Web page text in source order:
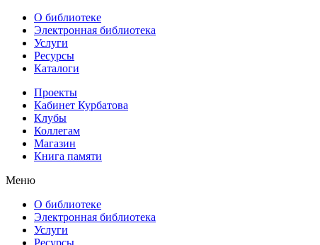
О библиотеке
Электронная библиотека
Услуги
Ресурсы
Каталоги
Проекты
Кабинет Курбатова
Клубы
Коллегам
Магазин
Книга памяти
Меню
О библиотеке
Электронная библиотека
Услуги
Ресурсы